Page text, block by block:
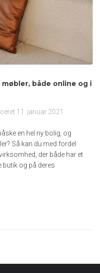
både online og i
11. januar 2021
en hel ny bolig, og
Så kan du med fordel
der både har et
og på deres